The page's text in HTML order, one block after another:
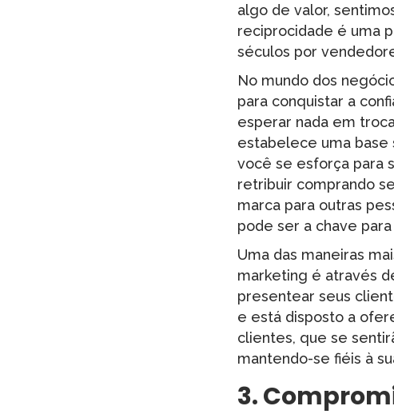
algo de valor,
reciprocidade é uma
séculos por
No mundo dos
para conquistar a
esperar nada em
estabelece uma base
você se esforça para
retribuir comprando
marca para outras
pode ser a chave
Uma das maneiras
marketing é através
presentear seus
e está disposto a
clientes, que se
mantendo-se fiéis à
3.